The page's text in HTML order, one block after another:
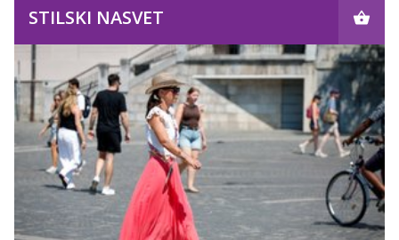
STILSKI NASVET